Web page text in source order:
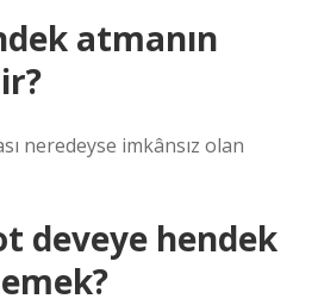
atmanın
neredeyse imkânsız olan
deveye hendek